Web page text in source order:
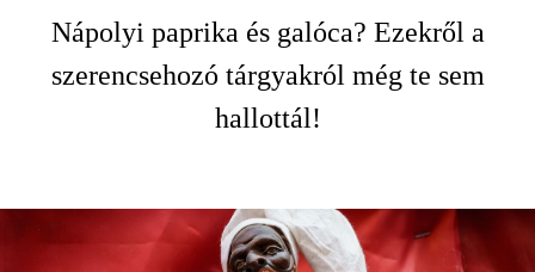
Nápolyi paprika és galóca? Ezekről a
szerencsehozó tárgyakról még te sem
hallottál!